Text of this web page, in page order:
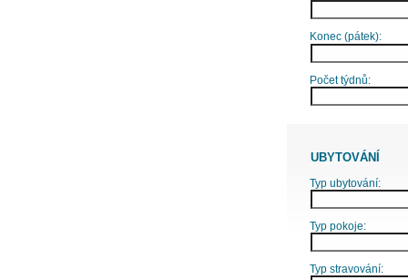
Konec (pátek):
Počet týdnů:
UBYTOVÁNÍ
Typ ubytování:
Typ pokoje:
Typ stravování: